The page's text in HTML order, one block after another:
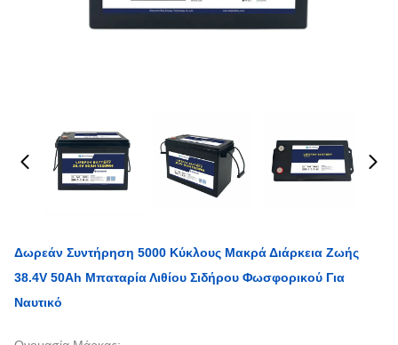
Δωρεάν Συντήρηση 5000 Κύκλους Μακρά Διάρκεια Ζωής
38.4V 50Ah Μπαταρία Λιθίου Σιδήρου Φωσφορικού Για
Ναυτικό